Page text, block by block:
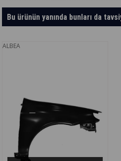
Bu ürünün yanında bunları da
ALBEA